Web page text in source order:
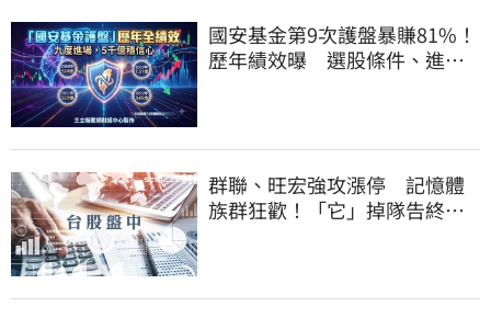
國安基金第9次護盤暴賺81%！
歷年績效曝 選股條件、進場
群聯、旺宏強攻漲停 記憶體
族群狂歡！「它」掉隊告終連4